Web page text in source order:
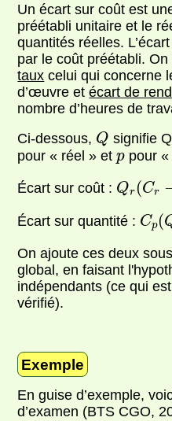
Un écart sur coût est
préétabli unitaire et le
quantités réelles.
par le coût préétabli.
taux celui qui concerne
d’œuvre etécart de
nombre d’heures de
Ci-dessous, Q
Q signifie
pour « réel » etp
p pour
Écart sur coût : Qr (Cr
Q (Cr
Écart sur quantité : Cp(
Cp(
On ajoute ces deux
global, en faisant
indépendants (ce qui
vérifié).
Exemple
En guise d’exemple,
d’examen (BTS CGO,